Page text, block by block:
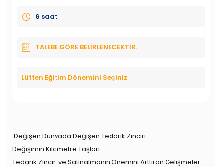
6 saat
TALEBE GÖRE BELIRLENECEKTIR.
Lütfen Eğitim Dönemini Seçiniz
.Değişen Dünyada Değişen Tedarik Zinciri
Değişimin Kilometre Taşları
Tedarik Zinciri ve Satınalmanın Önemini Arttıran Gelişmeler